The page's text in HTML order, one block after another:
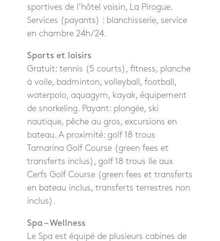
sportives de l’hôtel voisin, La Pirogue.
Services (payants) : blanchisserie, service
en chambre 24h/24.
Sports et loisirs
Gratuit: tennis (5 courts), fitness, planche
à voile, badminton, volleyball, football,
waterpolo, aquagym, kayak, équipement
de snorkeling. Payant: plongée, ski
nautique, pêche au gros, excursions en
bateau. A proximité: golf 18 trous
Tamarina Golf Course (green fees et
transferts inclus), golf 18 trous Ile aux
Cerfs Golf Course (green fees et transferts
en bateau inclus, transferts terrestres non
inclus).
Spa – Wellness
Le Spa est équipé de plusieurs cabines de